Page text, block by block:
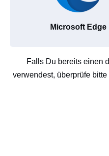
Microsoft Edge
Falls Du bereits einen
verwendest, überprüfe